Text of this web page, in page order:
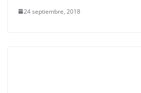
24 septiembre, 2018